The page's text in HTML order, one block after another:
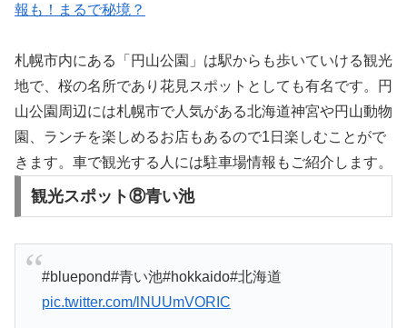
報も！まるで秘境？
札幌市内にある「円山公園」は駅からも歩いていける観光
地で、桜の名所であり花見スポットとしても有名です。円
山公園周辺には札幌市で人気がある北海道神宮や円山動物
園、ランチを楽しめるお店もあるので1日楽しむことがで
きます。車で観光する人には駐車場情報もご紹介します。
観光スポット⑧青い池
#bluepond#青い池#hokkaido#北海道
pic.twitter.com/lNUUmVORIC